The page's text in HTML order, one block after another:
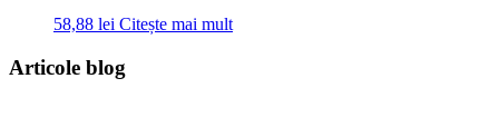
58,88 lei Citește mai mult
Articole blog